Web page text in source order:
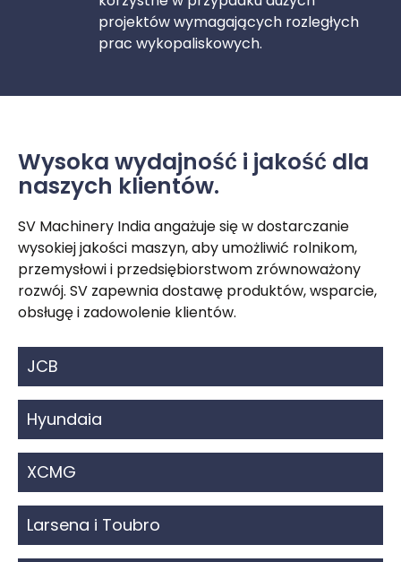
projektów wymagających rozległych
prac wykopaliskowych.
Wysoka wydajność i jakość dla
naszych klientów.
SV Machinery India angażuje się w dostarczanie
wysokiej jakości maszyn, aby umożliwić rolnikom,
przemysłowi i przedsiębiorstwom zrównoważony
rozwój. SV zapewnia dostawę produktów, wsparcie,
obsługę i zadowolenie klientów.
JCB
Hyundaia
XCMG
Larsena i Toubro